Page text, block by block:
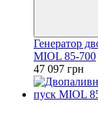
Генератор
MIOL 85-700
47 097 грн